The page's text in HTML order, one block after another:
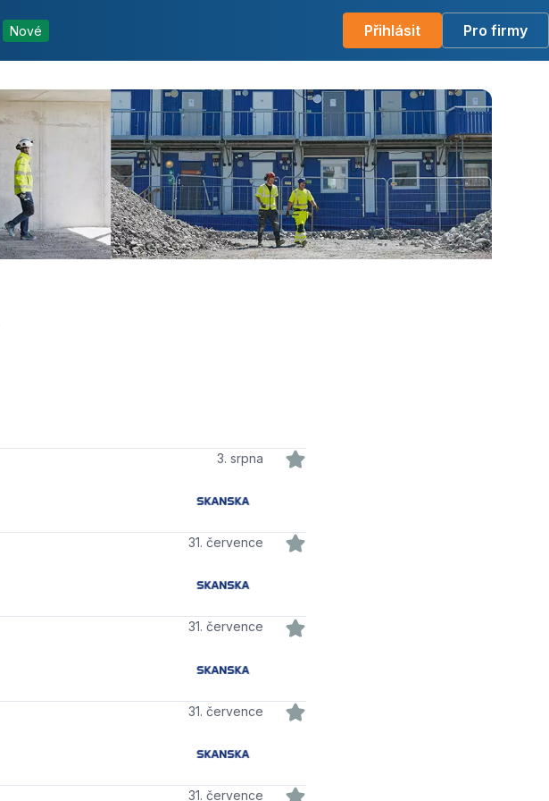
Nové Přihlásit Pro firmy
3. srpna
31. července
31. července
31. července
31. července